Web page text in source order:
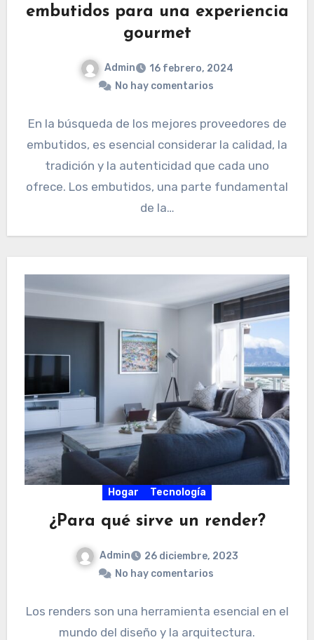
embutidos para una experiencia
gourmet
Admin
16 febrero, 2024
No hay comentarios
En la búsqueda de los mejores proveedores de
embutidos, es esencial considerar la calidad, la
tradición y la autenticidad que cada uno
ofrece. Los embutidos, una parte fundamental
de la…
Hogar Tecnología
¿Para qué sirve un render?
Admin
26 diciembre, 2023
No hay comentarios
Los renders son una herramienta esencial en el
mundo del diseño y la arquitectura.